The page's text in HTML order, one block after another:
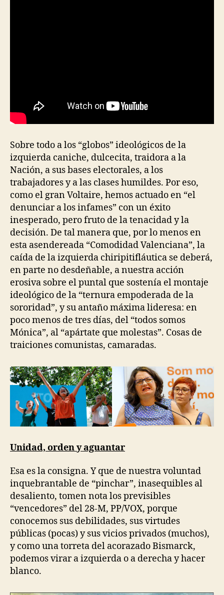
Sobre todo a los “globos” ideológicos de la
izquierda caniche, dulcecita, traidora a la
Nación, a sus bases electorales, a los
trabajadores y a las clases humildes. Por eso,
como el gran Voltaire, hemos actuado en “el
denunciar a los infames” con un éxito
inesperado, pero fruto de la tenacidad y la
decisión. De tal manera que, por lo menos en
esta asendereada “Comodidad Valenciana”, la
caída de la izquierda chiripitifláutica se deberá,
en parte no desdeñable, a nuestra acción
erosiva sobre el puntal que sostenía el montaje
ideológico de la “ternura empoderada de la
sororidad”, y su antaño máxima lideresa: en
poco menos de tres días, del “todos somos
Mónica”, al “apártate que molestas”. Cosas de
traiciones comunistas, camaradas.
Unidad, orden y aguantar
Esa es la consigna. Y que de nuestra voluntad
inquebrantable de “pinchar”, inasequibles al
desaliento, tomen nota los previsibles
“vencedores” del 28-M, PP/VOX, porque
conocemos sus debilidades, sus virtudes
públicas (pocas) y sus vicios privados (muchos),
y como una torreta del acorazado Bismarck,
podemos virar a izquierda o a derecha y hacer
blanco.